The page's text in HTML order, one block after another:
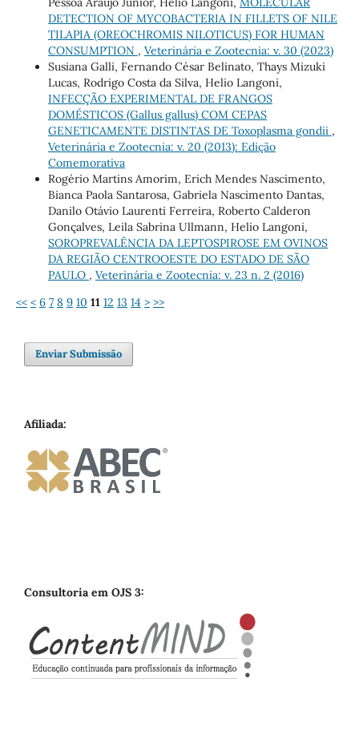
DETECTION OF MYCOBACTERIA IN FILLETS OF NILE
TILAPIA (OREOCHROMIS NILOTICUS) FOR HUMAN
CONSUMPTION , Veterinária e Zootecnia: v. 30 (2023)
Susiana Galli, Fernando César Belinato, Thays Mizuki
Lucas, Rodrigo Costa da Silva, Helio Langoni,
INFECÇÃO EXPERIMENTAL DE FRANGOS
DOMÉSTICOS (Gallus gallus) COM CEPAS
GENETICAMENTE DISTINTAS DE Toxoplasma gondii ,
Veterinária e Zootecnia: v. 20 (2013): Edição
Comemorativa
Rogério Martins Amorim, Erich Mendes Nascimento,
Bianca Paola Santarosa, Gabriela Nascimento Dantas,
Danilo Otávio Laurenti Ferreira, Roberto Calderon
Gonçalves, Leila Sabrina Ullmann, Helio Langoni,
SOROPREVALÊNCIA DA LEPTOSPIROSE EM OVINOS
DA REGIÃO CENTROOESTE DO ESTADO DE SÃO
PAULO , Veterinária e Zootecnia: v. 23 n. 2 (2016)
<< < 6 7 8 9 10 11 12 13 14 > >>
Enviar Submissão
Afiliada:
Consultoria em OJS 3: